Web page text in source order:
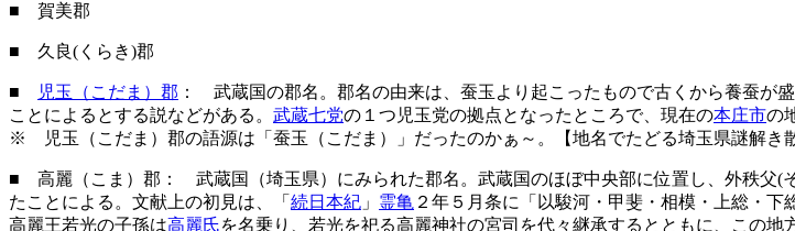
■ 賀美郡
■ 久良(くらき)郡
■ 児玉（こだま）郡 ： 武蔵国の郡名。郡名の由来は、蚕玉より起こったもので古くから養蚕が
ことによるとする説などがある。 武蔵七党の１つ児玉党の拠点となったところで、現在の本庄市の
※ 児玉（こだま）郡の語源は「蚕玉（こだま）」だったのかぁ～。【地名でたどる埼玉県謎解き
■ 高麗（こま）郡 ： 武蔵国（埼玉県）にみられた郡名。武蔵国のほぼ中央部に位置し、外秩父
たことによる。文献上の初見は、「 続日本紀 」 霊亀 ２年５月条に「以駿河・甲斐・相模・上総・
高麗王若光の子孫は高麗氏を名乗り、若光を祀る高麗神社の宮司を代々継承するとともに、この地